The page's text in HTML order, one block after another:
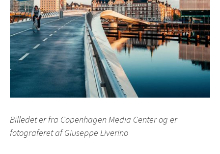
Billedet er fra Copenhagen Media Center og er
fotograferet af Giuseppe Liverino